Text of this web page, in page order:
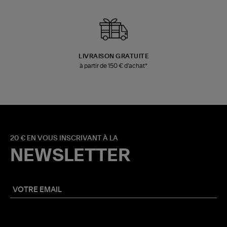
LIVRAISON GRATUITE
à partir de 150 € d'achat*
20 € EN VOUS INSCRIVANT À LA
NEWSLETTER